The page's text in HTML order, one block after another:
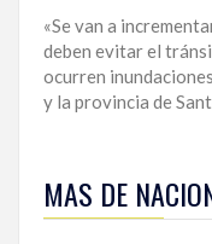
«Se van a
deben evitar el
ocurren
y la provincia de
esta
información
MAS DE